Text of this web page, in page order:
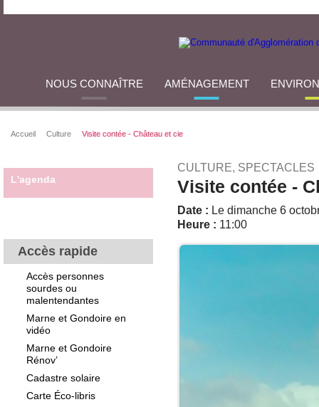
NOUS CONNAÎTRE AMÉNAGEMENT
Accueil Culture Visite contée - Château et cie
L'agenda
Accès rapide
Accès personnes
sourdes ou
malentendantes
Marne et Gondoire en
vidéo
Marne et Gondoire
Rénov’
Cadastre solaire
Carte Éco-libris
CULTURE, SPECTACLES
Visite contée -
Date : Le dimanche 6
Heure : 11:00